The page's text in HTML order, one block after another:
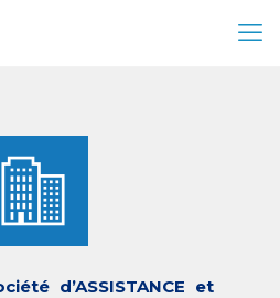
d’ASSISTANCE et